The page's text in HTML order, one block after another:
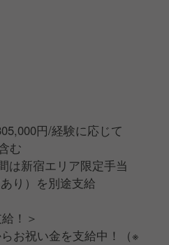
円/経験に応じて
む
は新宿エリア限定手当
り）を別途支給
！＞
お祝い金を支給中！（※